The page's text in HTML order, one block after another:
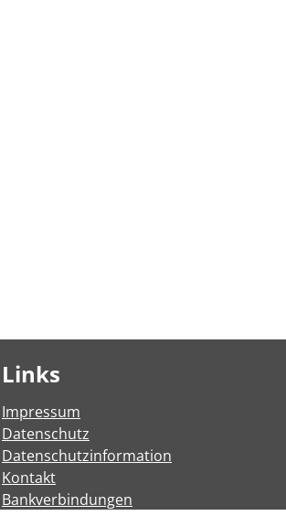
Links
Impressum
Datenschutz
Datenschutzinformation
Kontakt
Bankverbindungen